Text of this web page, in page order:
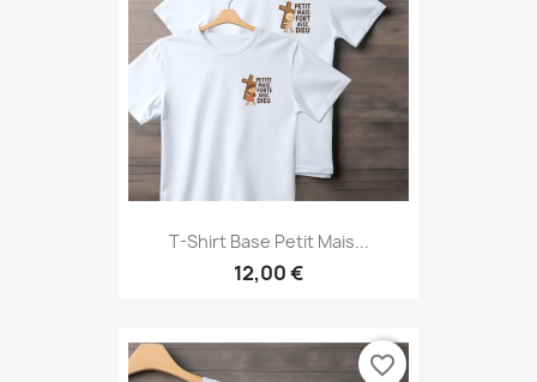
T-Shirt Base Petit Mais...
12,00 €
favorite_border